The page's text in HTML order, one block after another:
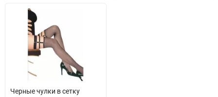
Черные чулки в сетку